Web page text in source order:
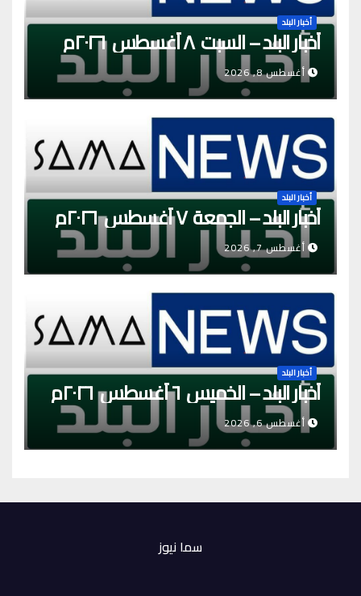
أخبار البلد
أخبار البلد – السبت ٨ أغسطس ٢٠٢٦م
أغسطس 8, 2026
أخبار البلد
أخبار البلد – الجمعة ٧ أغسطس ٢٠٢٦م
أغسطس 7, 2026
أخبار البلد
أخبار البلد – الخميس ٦ أغسطس ٢٠٢٦م
أغسطس 6, 2026
سما نيوز